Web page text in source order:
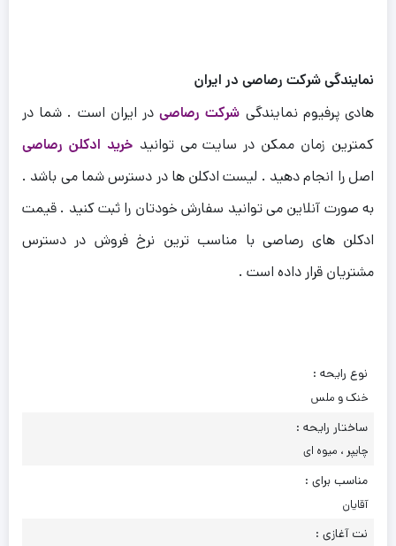
نمایندگی شرکت رصاصی در ایران
هادی پرفیوم نمایندگی شرکت رصاصی در ایران است . شما در
کمترین زمان ممکن در سایت می توانید خرید ادکلن رصاصی
اصل را انجام دهید . لیست ادکلن ها در دسترس شما می باشد .
به صورت آنلاین می توانید سفارش خودتان را ثبت کنید . قیمت
ادکلن های رصاصی با مناسب ترین نرخ فروش در دسترس
مشتریان قرار داده است .
نوع رایحه :
خنک و ملس
ساختار رایحه :
چایپر ، میوه ای
مناسب برای :
آقایان
نت آغازی :